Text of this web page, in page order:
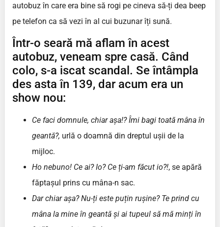
autobuz în care era bine să rogi pe cineva să-ți dea beep
pe telefon ca să vezi în al cui buzunar îți sună.
Într-o seară mă aflam în acest
autobuz, veneam spre casă. Când
colo, s-a iscat scandal. Se întâmpla
des asta în 139, dar acum era un
show nou:
Ce faci domnule, chiar așa!? Îmi bagi toată mâna în
geantă?, urlă o doamnă din dreptul ușii de la
mijloc.
Ho nebuno! Ce ai? Io? Ce ți-am făcut io?!, se apără
făptașul prins cu mâna-n sac.
Dar chiar așa? Nu-ți este puțin rușine? Te prind cu
mâna la mine în geantă și ai tupeul să mă minți în